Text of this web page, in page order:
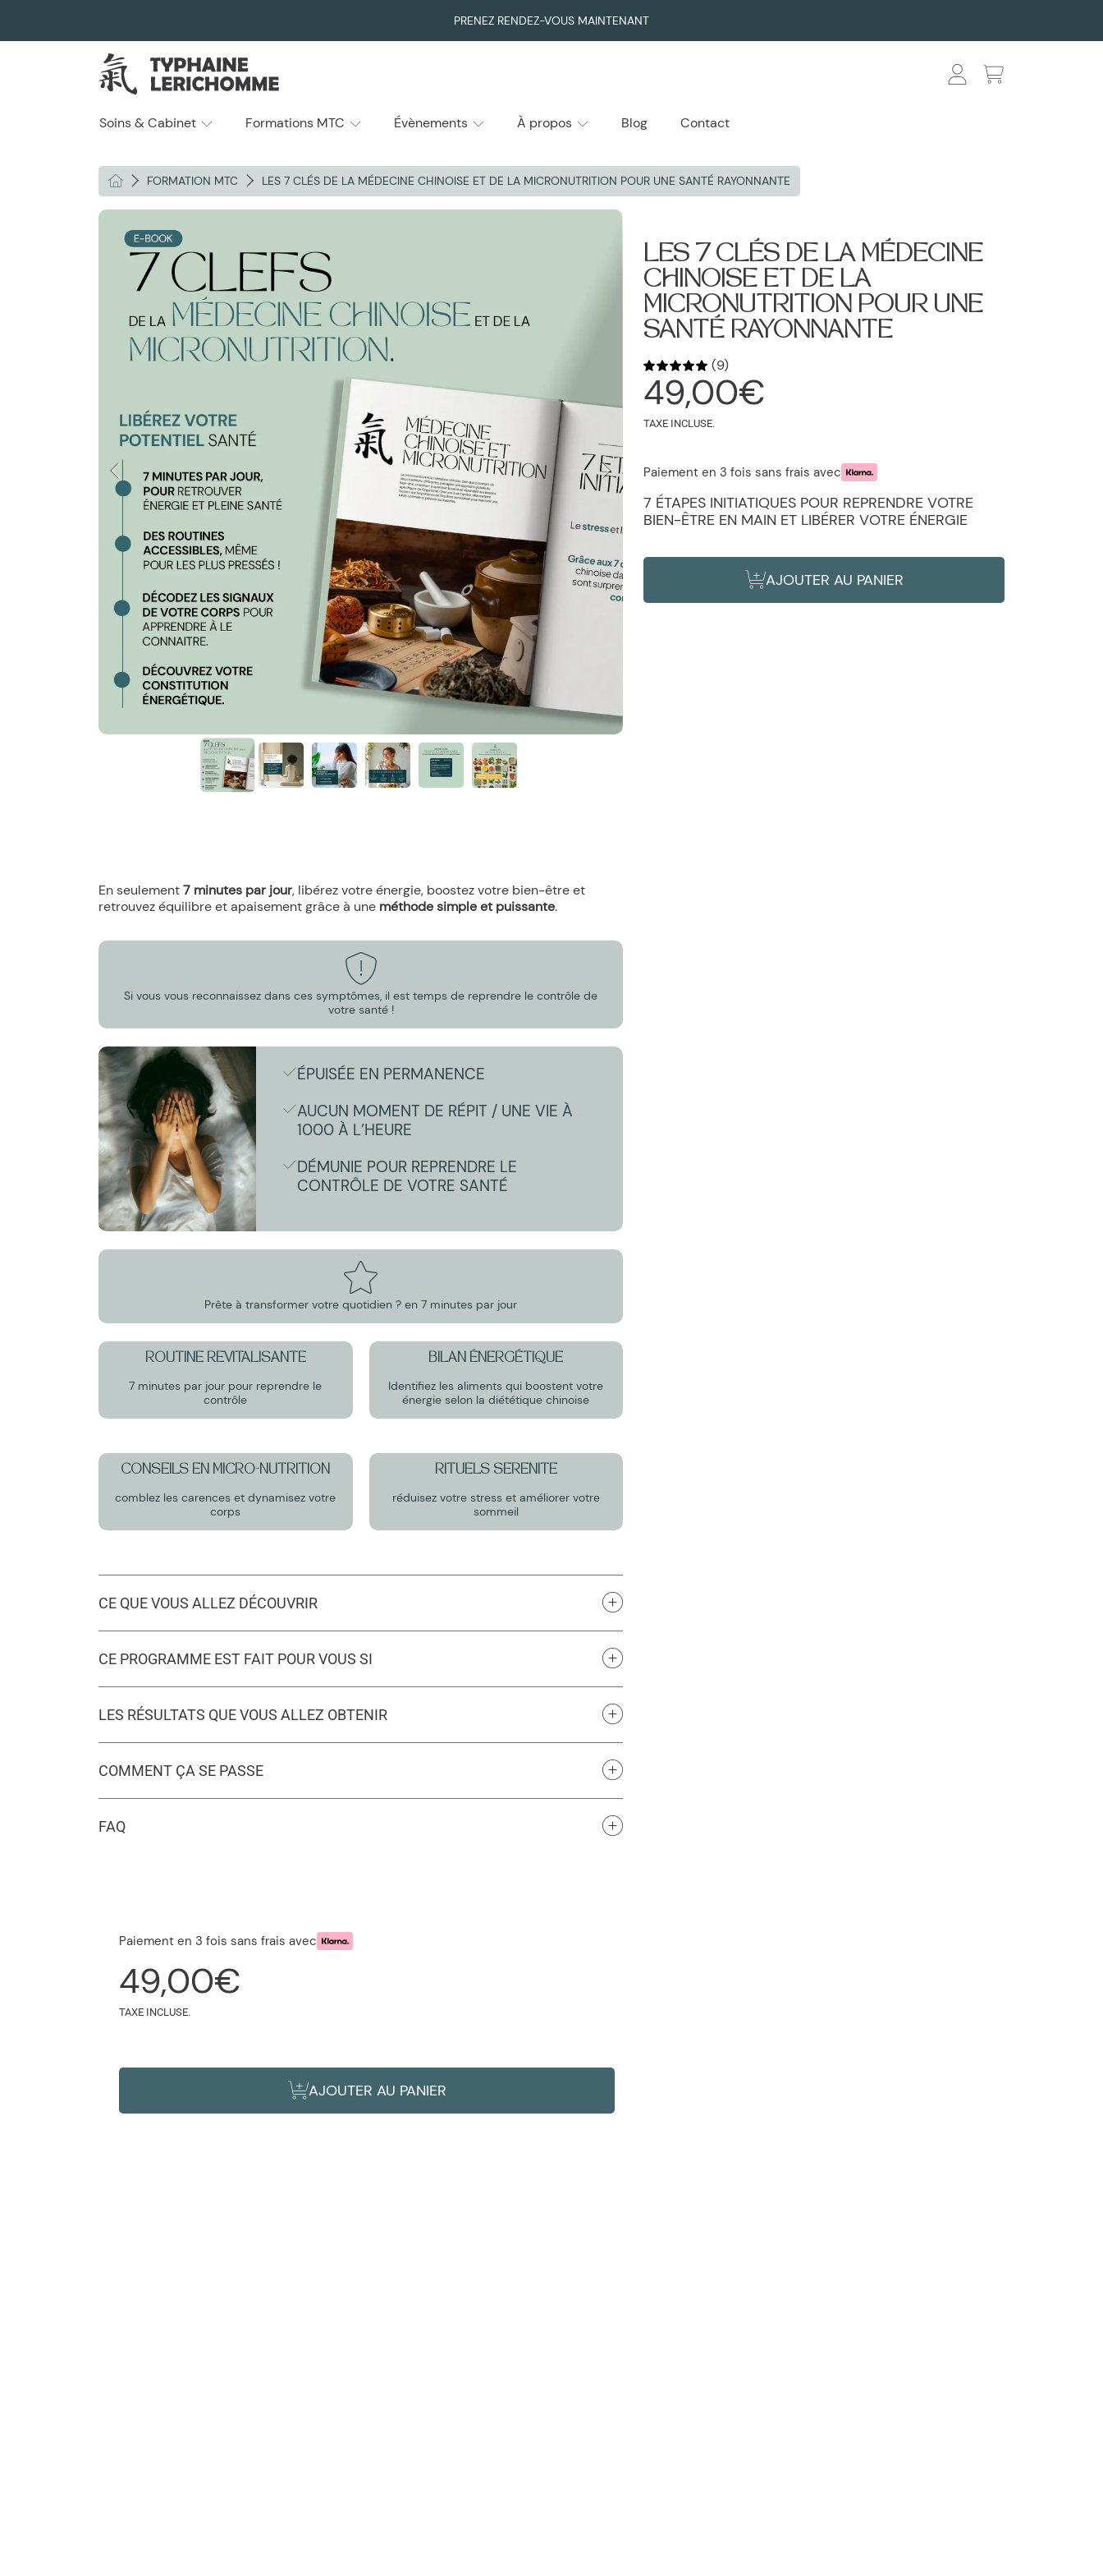
PRENEZ RENDEZ-VOUS MAINTENANT
Typhaine Lerichomme
ConnexionPanier
Soins & Cabinet Formations MTC Évènements À propos Blog Contact
HOMEFORMATION MTC LES 7 CLÉS DE LA MÉDECINE CHINOISE ET DE LA MICRONUTRITION POUR UNE SANTÉ RAYONNANTE
ALLER AUX INFORMATIONS DU PRODUIT
LES 7 CLÉS DE LA MÉDECINE
CHINOISE ET DE LA
MICRONUTRITION POUR UNE
SANTÉ RAYONNANTE
(9)
Prix
habituel
49,00€
TAXE INCLUSE.
Paiement en 3 fois sans frais avec
7 ÉTAPES INITIATIQUES POUR REPRENDRE VOTRE
BIEN-ÊTRE EN MAIN ET LIBÉRER VOTRE ÉNERGIE
AJOUTER AU PANIER
En seulement7 minutes par jour, libérez votre énergie, boostez votre bien-être et
retrouvez équilibre et apaisement grâce à une méthode simple et puissante.
Si vous vous reconnaissez dans ces symptômes, il est temps de reprendre le contrôle de
votre santé !
ÉPUISÉE EN PERMANENCE
AUCUN MOMENT DE RÉPIT / UNE VIE À
1000 À L’HEURE
DÉMUNIE POUR REPRENDRE LE
CONTRÔLE DE VOTRE SANTÉ
Prête à transformer votre quotidien ? en 7 minutes par jour
ROUTINE REVITALISANTE
7 minutes par jour pour reprendre le
contrôle
BILAN ÉNERGÉTIQUE
Identifiez les aliments qui boostent votre
énergie selon la diététique chinoise
CONSEILS EN MICRO-NUTRITION
comblez les carences et dynamisez votre
corps
RITUELS SERENITE
réduisez votre stress et améliorer votre
sommeil
CE QUE VOUS ALLEZ DÉCOUVRIR
CE PROGRAMME EST FAIT POUR VOUS SI
LES RÉSULTATS QUE VOUS ALLEZ OBTENIR
COMMENT ÇA SE PASSE
FAQ
Paiement en 3 fois sans frais avec
Prix
habituel
49,00€
TAXE INCLUSE.
AJOUTER AU PANIER